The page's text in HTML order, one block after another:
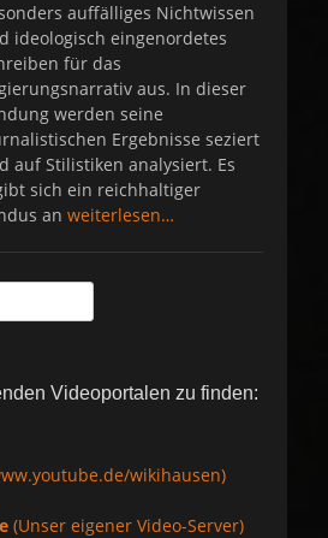
auffälliges Nichtwissen
ideologisch eingenordetes
für das
aus. In dieser
werden seine
Ergebnisse seziert
auf Stilistiken analysiert. Es
sich ein reichhaltiger
an weiterlesen…
Videoportalen zu finden:
wikihausen)
(Unser eigener Video-Server)